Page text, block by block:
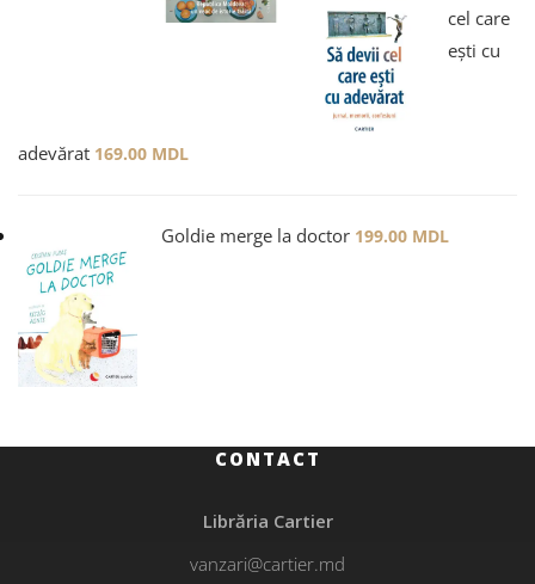
cel care
ești cu
adevărat 169.00 MDL
Goldie merge la doctor 199.00 MDL
CONTACT
Librăria Cartier
vanzari@cartier.md